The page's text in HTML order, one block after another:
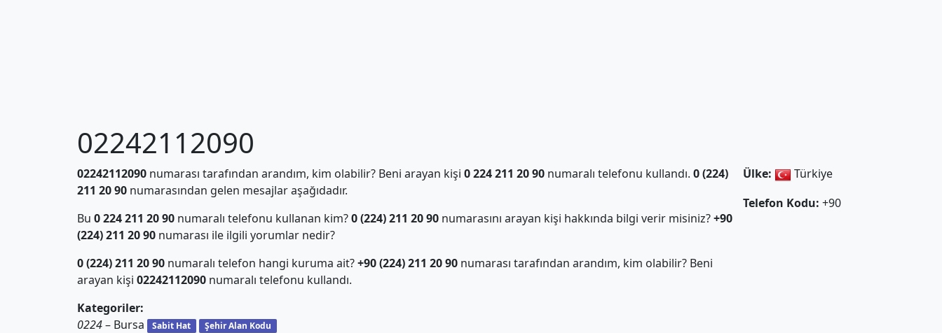
02242112090
02242112090numarası tarafından arandım, kim olabilir? Beni arayan kişi 0 224 211 20 90numaralı telefonu kullandı. 0 (224)
211 20 90numarasından gelen mesajlar aşağıdadır.
Bu 0 224 211 20 90numaralı telefonu kullanan kim?0 (224) 211 20 90numarasını arayan kişi hakkında bilgi verir misiniz?+90
(224) 211 20 90numarası ile ilgili yorumlar nedir?
0 (224) 211 20 90numaralı telefon hangi kuruma ait?+90 (224) 211 20 90numarası tarafından arandım, kim olabilir? Beni
arayan kişi 02242112090numaralı telefonu kullandı.
Kategoriler:
0224– Bursa Sabit Hat Şehir Alan Kodu
Ülke:
Türkiye
Telefon Kodu: +90